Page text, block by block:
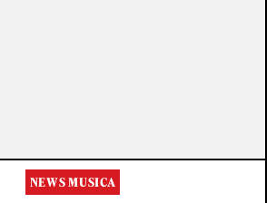
NEWS MUSICA